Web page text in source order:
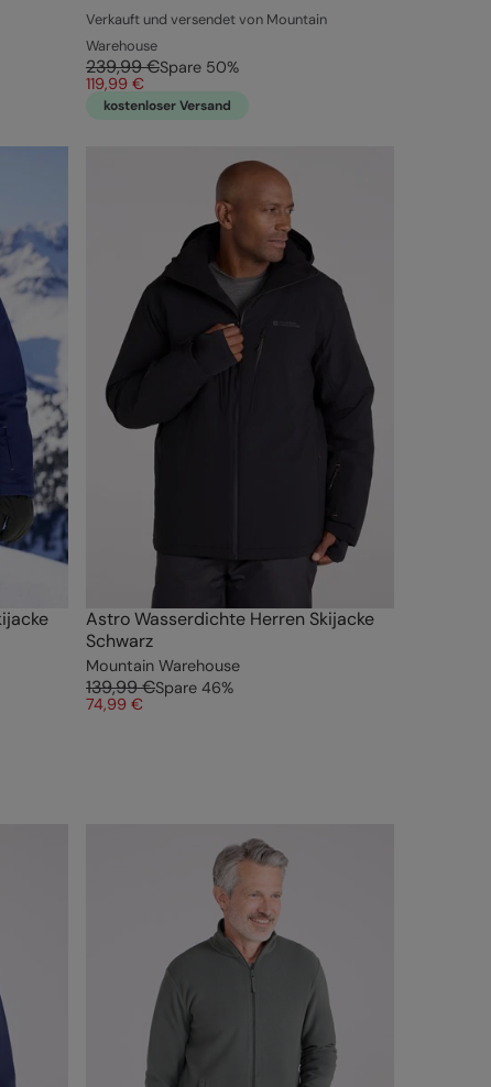
Verkauft und versendet von Mountain
Warehouse
239,99 €Spare 50%
119,99 €
kostenloser Versand
Astro Wasserdichte Herren Skijacke
Schwarz
Mountain Warehouse
139,99 €Spare 46%
74,99 €